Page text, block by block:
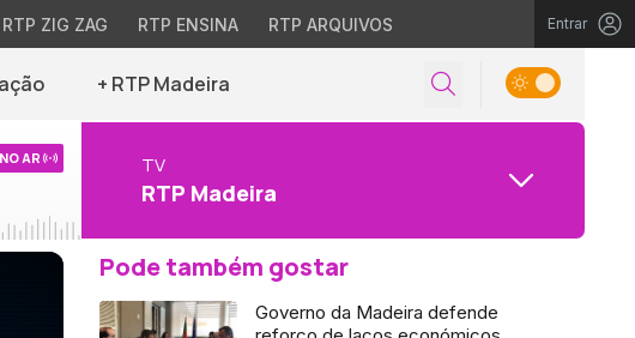
RTP ZIG ZAG RTP ENSINA RTP ARQUIVOS Entrar
+ RTP Madeira
NO AR TV
RTP Madeira
Pode também gostar
Governo da Madeira defende